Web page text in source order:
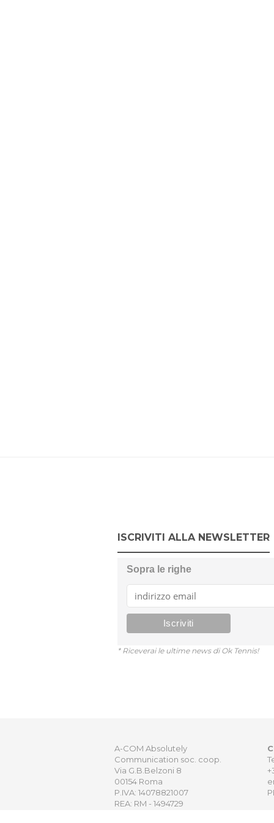
ISCRIVITI ALLA NEWSLETTER
Sopra le righe
* Riceverai le ultime news di Ok Tennis!
A-COM Absolutely
Communication soc. coop.
Via G.B.Belzoni 8
00154 Roma
P.IVA: 14078821007
REA: RM - 1494729